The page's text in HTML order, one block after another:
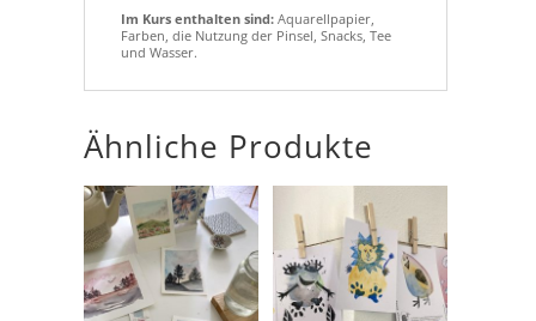
Im Kurs enthalten sind:Aquarellpapier,
Farben, die Nutzung der Pinsel, Snacks, Tee
und Wasser.
Ähnliche Produkte